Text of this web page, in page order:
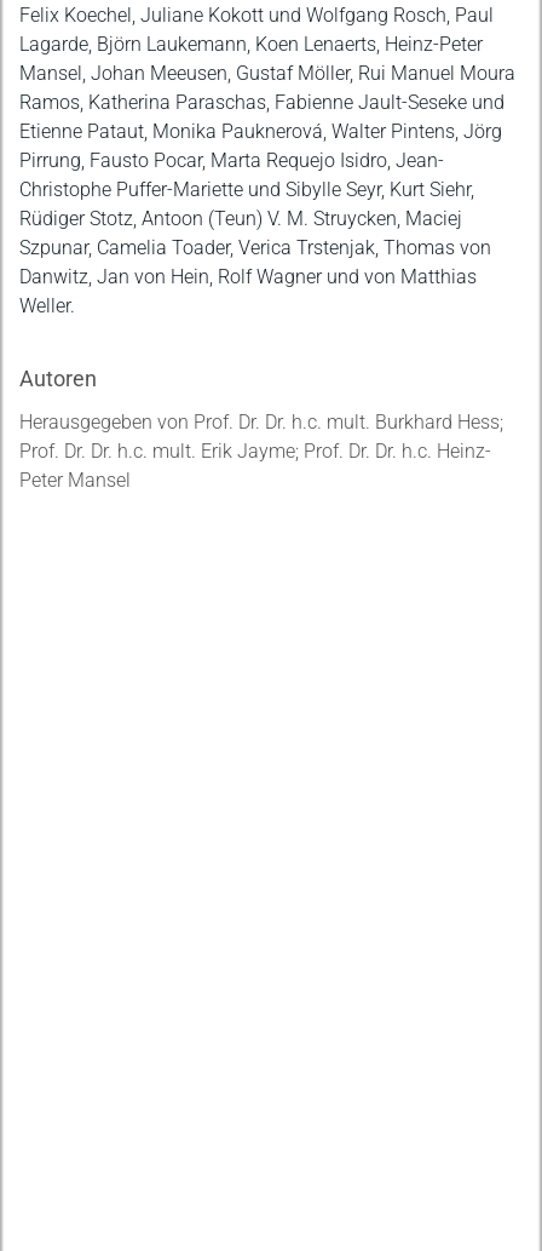
Felix Koechel, Juliane Kokott und Wolfgang Rosch, Paul
Lagarde, Björn Laukemann, Koen Lenaerts, Heinz-Peter
Mansel, Johan Meeusen, Gustaf Möller, Rui Manuel Moura
Ramos, Katherina Paraschas, Fabienne Jault-Seseke und
Etienne Pataut, Monika Pauknerová, Walter Pintens, Jörg
Pirrung, Fausto Pocar, Marta Requejo Isidro, Jean-
Christophe Puffer-Mariette und Sibylle Seyr, Kurt Siehr,
Rüdiger Stotz, Antoon (Teun) V. M. Struycken, Maciej
Szpunar, Camelia Toader, Verica Trstenjak, Thomas von
Danwitz, Jan von Hein, Rolf Wagner und von Matthias
Weller.
Autoren
Herausgegeben von Prof. Dr. Dr. h.c. mult. Burkhard Hess;
Prof. Dr. Dr. h.c. mult. Erik Jayme; Prof. Dr. Dr. h.c. Heinz-
Peter Mansel